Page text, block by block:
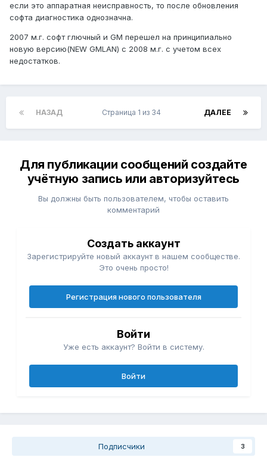
если это аппаратная неисправность, то после обновления
софта диагностика однозначна.
2007 м.г. софт глючный и GM перешел на принципиально
новую версию(NEW GMLAN) с 2008 м.г. с учетом всех
недостатков.
НАЗАД ДАЛЕЕ
Страница 1 из 34
Для публикации сообщений создайте
учётную запись или авторизуйтесь
Вы должны быть пользователем, чтобы оставить
комментарий
Создать аккаунт
Зарегистрируйте новый аккаунт в нашем сообществе.
Это очень просто!
Регистрация нового пользователя
Войти
Уже есть аккаунт? Войти в систему.
Войти
Подписчики 3